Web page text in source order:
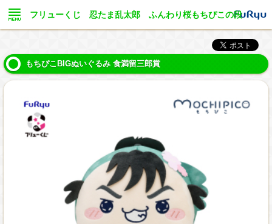
フリューくじ 忍たま乱太郎 ふんわり桜もちぴこの段
もちぴこBIGぬいぐるみ 食満留三郎賞